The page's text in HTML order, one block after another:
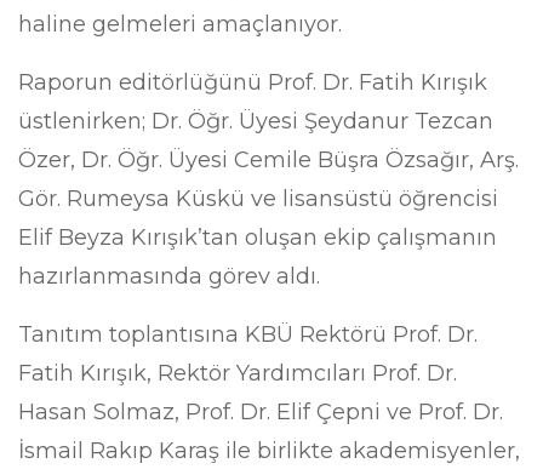
haline gelmeleri amaçlanıyor.
Raporun editörlüğünü Prof. Dr. Fatih Kırışık
üstlenirken; Dr. Öğr. Üyesi Şeydanur Tezcan
Özer, Dr. Öğr. Üyesi Cemile Büşra Özsağır, Arş.
Gör. Rumeysa Küskü ve lisansüstü öğrencisi
Elif Beyza Kırışık’tan oluşan ekip çalışmanın
hazırlanmasında görev aldı.
Tanıtım toplantısına KBÜ Rektörü Prof. Dr.
Fatih Kırışık, Rektör Yardımcıları Prof. Dr.
Hasan Solmaz, Prof. Dr. Elif Çepni ve Prof. Dr.
İsmail Rakıp Karaş ile birlikte akademisyenler,